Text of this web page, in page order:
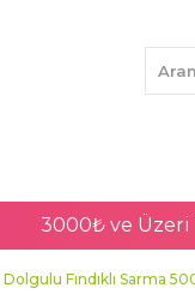
3000₺ ve Üzeri
Fındıklı Sarma